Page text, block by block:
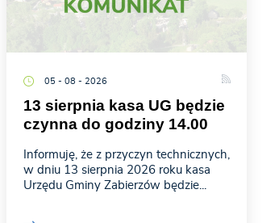
05 - 08 - 2026
13 sierpnia kasa UG będzie
czynna do godziny 14.00
Informuję, że z przyczyn technicznych,
w dniu 13 sierpnia 2026 roku kasa
Urzędu Gminy Zabierzów będzie...